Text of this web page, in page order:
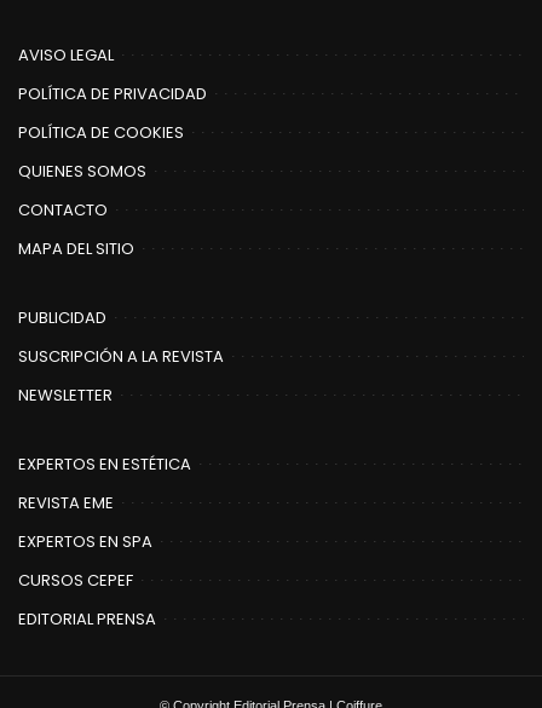
AVISO LEGAL
POLÍTICA DE PRIVACIDAD
POLÍTICA DE COOKIES
QUIENES SOMOS
CONTACTO
MAPA DEL SITIO
PUBLICIDAD
SUSCRIPCIÓN A LA REVISTA
NEWSLETTER
EXPERTOS EN ESTÉTICA
REVISTA EME
EXPERTOS EN SPA
CURSOS CEPEF
EDITORIAL PRENSA